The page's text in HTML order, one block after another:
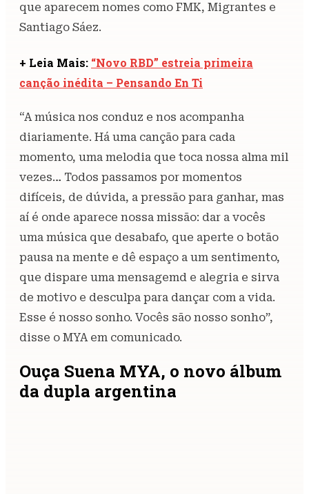
que aparecem nomes como FMK, Migrantes e
Santiago Sáez.
+ Leia Mais: “Novo RBD” estreia primeira
canção inédita – Pensando En Ti
“A música nos conduz e nos acompanha
diariamente. Há uma canção para cada
momento, uma melodia que toca nossa alma mil
vezes… Todos passamos por momentos
difíceis, de dúvida, a pressão para ganhar, mas
aí é onde aparece nossa missão: dar a vocês
uma música que desabafo, que aperte o botão
pausa na mente e dê espaço a um sentimento,
que dispare uma mensagemd e alegria e sirva
de motivo e desculpa para dançar com a vida.
Esse é nosso sonho. Vocês são nosso sonho”,
disse o MYA em comunicado.
Ouça Suena MYA, o novo álbum
da dupla argentina